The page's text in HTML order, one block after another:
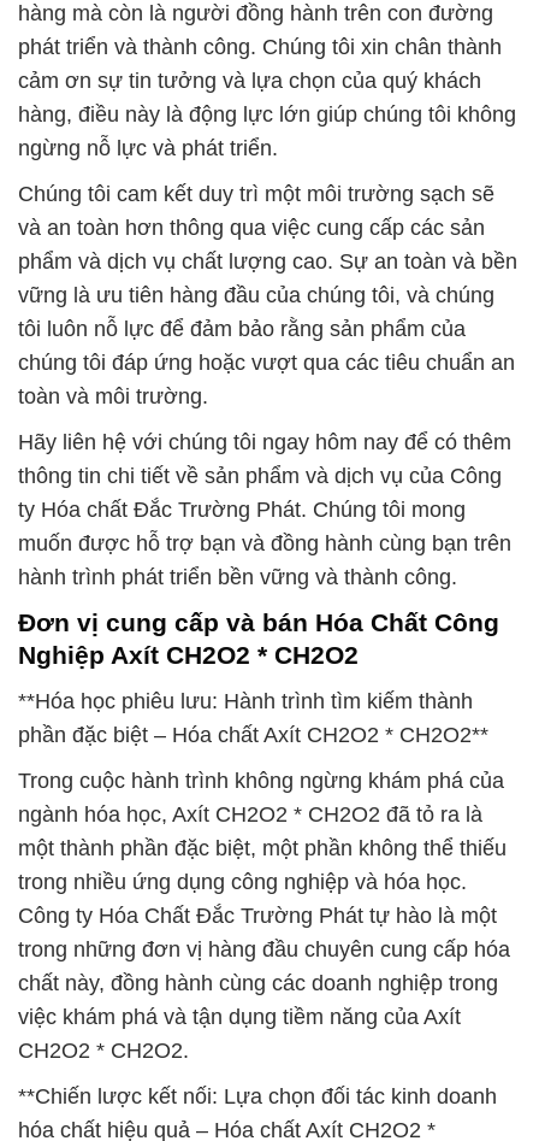
hàng mà còn là người đồng hành trên con đường
phát triển và thành công. Chúng tôi xin chân thành
cảm ơn sự tin tưởng và lựa chọn của quý khách
hàng, điều này là động lực lớn giúp chúng tôi không
ngừng nỗ lực và phát triển.
Chúng tôi cam kết duy trì một môi trường sạch sẽ
và an toàn hơn thông qua việc cung cấp các sản
phẩm và dịch vụ chất lượng cao. Sự an toàn và bền
vững là ưu tiên hàng đầu của chúng tôi, và chúng
tôi luôn nỗ lực để đảm bảo rằng sản phẩm của
chúng tôi đáp ứng hoặc vượt qua các tiêu chuẩn an
toàn và môi trường.
Hãy liên hệ với chúng tôi ngay hôm nay để có thêm
thông tin chi tiết về sản phẩm và dịch vụ của Công
ty Hóa chất Đắc Trường Phát. Chúng tôi mong
muốn được hỗ trợ bạn và đồng hành cùng bạn trên
hành trình phát triển bền vững và thành công.
Đơn vị cung cấp và bán Hóa Chất Công
Nghiệp Axít CH2O2 * CH2O2
**Hóa học phiêu lưu: Hành trình tìm kiếm thành
phần đặc biệt – Hóa chất Axít CH2O2 * CH2O2**
Trong cuộc hành trình không ngừng khám phá của
ngành hóa học, Axít CH2O2 * CH2O2 đã tỏ ra là
một thành phần đặc biệt, một phần không thể thiếu
trong nhiều ứng dụng công nghiệp và hóa học.
Công ty Hóa Chất Đắc Trường Phát tự hào là một
trong những đơn vị hàng đầu chuyên cung cấp hóa
chất này, đồng hành cùng các doanh nghiệp trong
việc khám phá và tận dụng tiềm năng của Axít
CH2O2 * CH2O2.
**Chiến lược kết nối: Lựa chọn đối tác kinh doanh
hóa chất hiệu quả – Hóa chất Axít CH2O2 *